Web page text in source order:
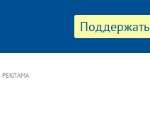
Поддержать
РЕКЛАМА